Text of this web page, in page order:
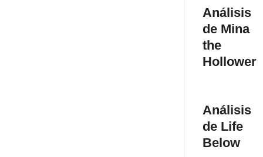
Análisis
de Mina
the
Hollower
Análisis
de Life
Below